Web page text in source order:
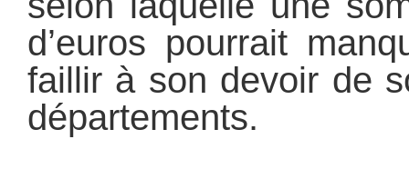
d’euros pourrait
faillir à son devoir de
départements.